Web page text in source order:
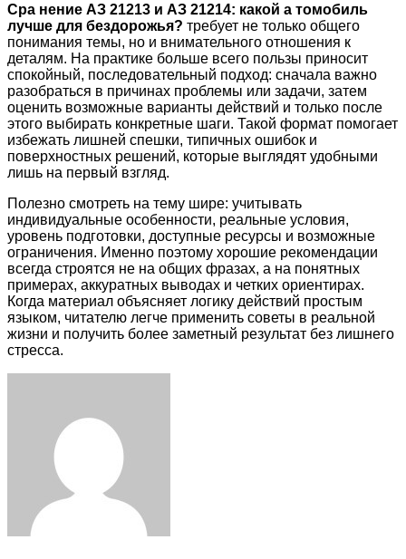
Сра нение АЗ 21213 и АЗ 21214: какой а томобиль
лучше для бездорожья? требует не только общего
понимания темы, но и внимательного отношения к
деталям. На практике больше всего пользы приносит
спокойный, последовательный подход: сначала важно
разобраться в причинах проблемы или задачи, затем
оценить возможные варианты действий и только после
этого выбирать конкретные шаги. Такой формат помогает
избежать лишней спешки, типичных ошибок и
поверхностных решений, которые выглядят удобными
лишь на первый взгляд.
Полезно смотреть на тему шире: учитывать
индивидуальные особенности, реальные условия,
уровень подготовки, доступные ресурсы и возможные
ограничения. Именно поэтому хорошие рекомендации
всегда строятся не на общих фразах, а на понятных
примерах, аккуратных выводах и четких ориентирах.
Когда материал объясняет логику действий простым
языком, читателю легче применить советы в реальной
жизни и получить более заметный результат без лишнего
стресса.